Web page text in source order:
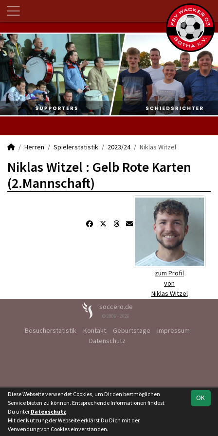
Herren Spielerstatistik 2023/24 Niklas Witzel
Niklas Witzel : Gelb Rote Karten
(2.Mannschaft)
zum Profil
von
Niklas Witzel
soccero.de
© 2006 - 2026
Besucherstatistik Kontakt Geburtstage
Impressum
Datenschutz
OK
Diese Webseite verwendet Cookies, um Dir den bestmöglichen
Service bieten zu können. Entsprechende Informationen findest
Du unter Datenschutz.
Mit der Nutzung der Webseite erklärst Du Dich mit der
Verwendung von Cookies einverstanden.